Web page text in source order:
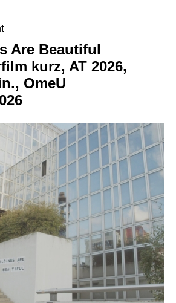
Are Beautiful
kurz, AT 2026,
OmeU